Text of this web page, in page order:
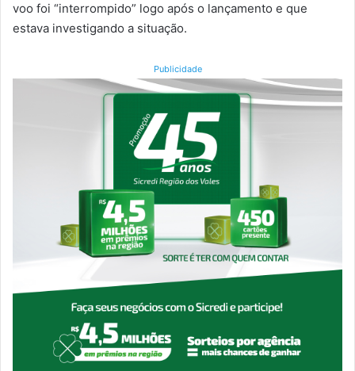
voo foi “interrompido” logo após o lançamento e que
estava investigando a situação.
Publicidade